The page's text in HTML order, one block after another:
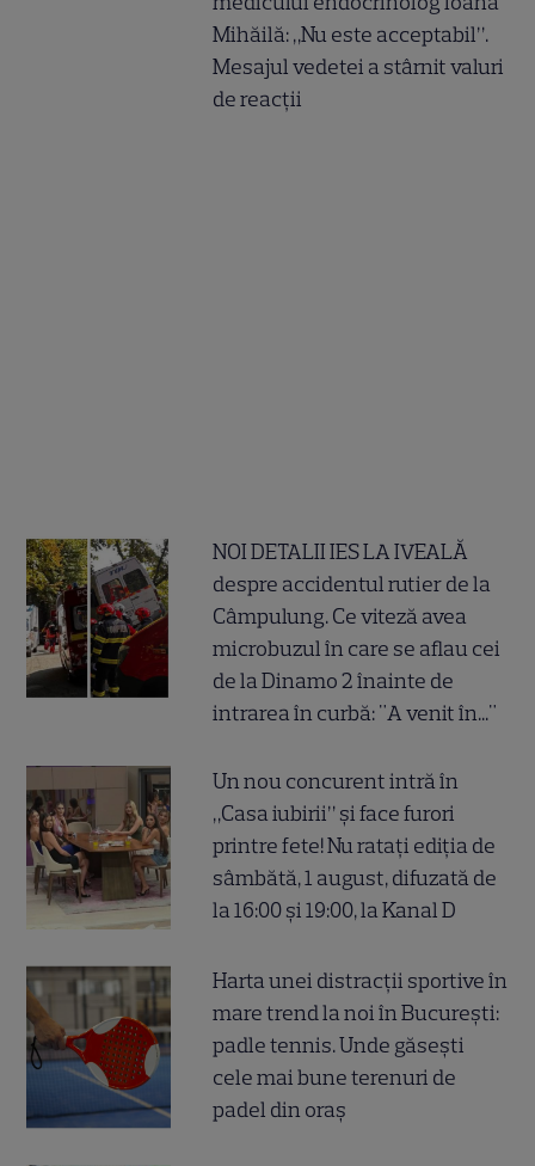
Mihăilă: „Nu este acceptabil”.
Mesajul vedetei a stârnit valuri
de reacții
NOI DETALII IES LA IVEALĂ
despre accidentul rutier de la
Câmpulung. Ce viteză avea
microbuzul în care se aflau cei
de la Dinamo 2 înainte de
intrarea în curbă: "A venit în..."
Un nou concurent intră în
„Casa iubirii” și face furori
printre fete! Nu ratați ediția de
sâmbătă, 1 august, difuzată de
la 16:00 și 19:00, la Kanal D
Harta unei distracții sportive în
mare trend la noi în București:
padle tennis. Unde găsești
cele mai bune terenuri de
padel din oraș